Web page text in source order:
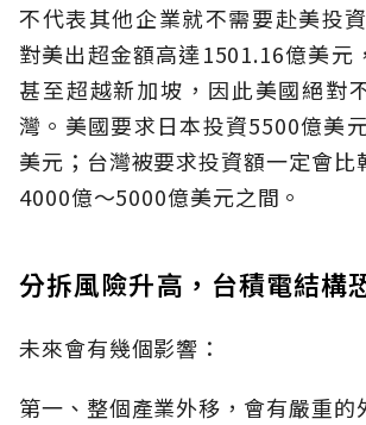
不代表其他企業就不需要赴美投
對美出超金額高達1501.16億美元
甚至超越新加坡，因此美國絕對
灣。美國要求日本投資5500億美
美元；台灣被要求投資額一定會比
4000億～5000億美元之間。
分拆風險升高，台積電結構
未來會有幾個影響：
第一、整個產業外移，會有嚴重的